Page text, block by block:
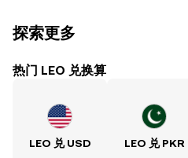
探索更多
热门 LEO 兑换算
LEO 兑 USD LEO 兑 PKR